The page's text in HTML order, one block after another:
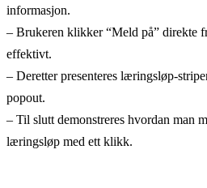
informasjon.
– Brukeren klikker “Meld på” direkte
effektivt.
– Deretter presenteres læringsløp-
popout.
– Til slutt demonstreres hvordan man
læringsløp med ett klikk.